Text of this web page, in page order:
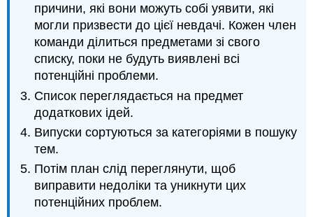
причини, які вони можуть собі уявити, які
могли призвести до цієї невдачі. Кожен член
команди ділиться предметами зі свого
списку, поки не будуть виявлені всі
потенційні проблеми.
Список переглядається на предмет
додаткових ідей.
Випуски сортуються за категоріями в пошуку
тем.
Потім план слід переглянути, щоб
виправити недоліки та уникнути цих
потенційних проблем.